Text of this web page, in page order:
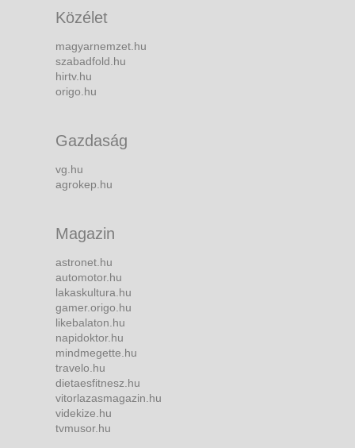
Közélet
magyarnemzet.hu
szabadfold.hu
hirtv.hu
origo.hu
Gazdaság
vg.hu
agrokep.hu
Magazin
astronet.hu
automotor.hu
lakaskultura.hu
gamer.origo.hu
likebalaton.hu
napidoktor.hu
mindmegette.hu
travelo.hu
dietaesfitnesz.hu
vitorlazasmagazin.hu
videkize.hu
tvmusor.hu